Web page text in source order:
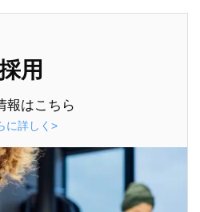
用
報はこちら
に詳しく>